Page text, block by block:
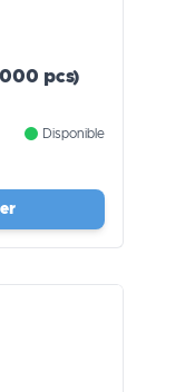
pcs)
Disponible